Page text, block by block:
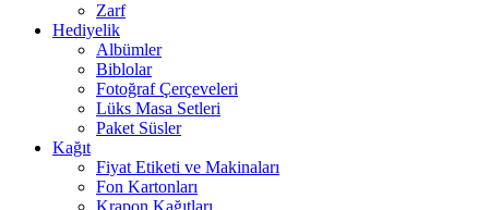
Zarf
Hediyelik
Albümler
Biblolar
Fotoğraf Çerçeveleri
Lüks Masa Setleri
Paket Süsler
Kağıt
Fiyat Etiketi ve Makinaları
Fon Kartonları
Krapon Kağıtları